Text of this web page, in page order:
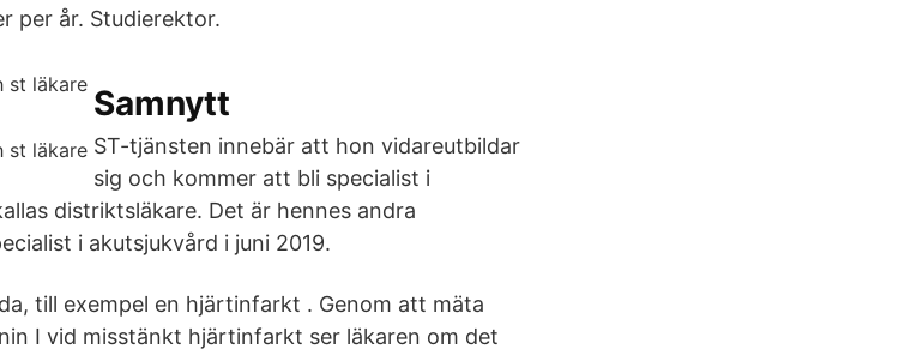
per år. Studierektor.
Samnytt
ST-tjänsten innebär att hon vidareutbildar
sig och kommer att bli specialist i
distriktsläkare. Det är hennes andra
i akutsjukvård i juni 2019.
till exempel en hjärtinfarkt . Genom att mäta
I vid misstänkt hjärtinfarkt ser läkaren om det